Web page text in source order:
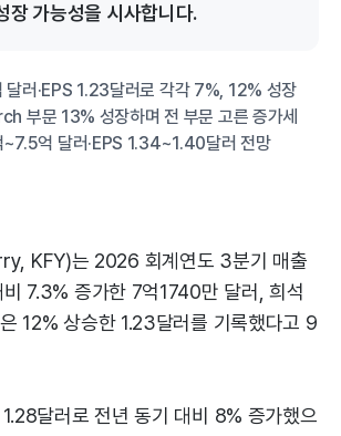
장 가능성을 시사합니다.
달러·EPS 1.23달러로 각각 7%, 12% 성장
부문 13% 성장하며 전 부문 고른 증가세
억 달러·EPS 1.34~1.40달러 전망
KFY)는 2026 회계연도 3분기 매출
7.3% 증가한 7억1740만 달러, 희석
12% 상승한 1.23달러를 기록했다고 9
달러로 전년 동기 대비 8% 증가했으